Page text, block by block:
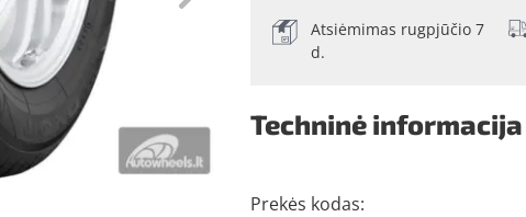
Atsiėmimas rugpjūčio 7
d.
Techninė informacija
Prekės kodas: